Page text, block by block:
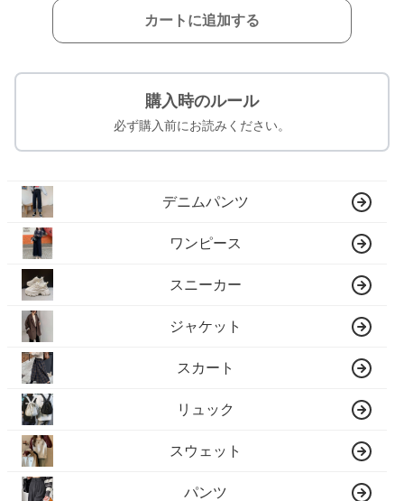
カートに追加する
購入時のルール
必ず購入前にお読みください。
デニムパンツ
ワンピース
スニーカー
ジャケット
スカート
リュック
スウェット
パンツ